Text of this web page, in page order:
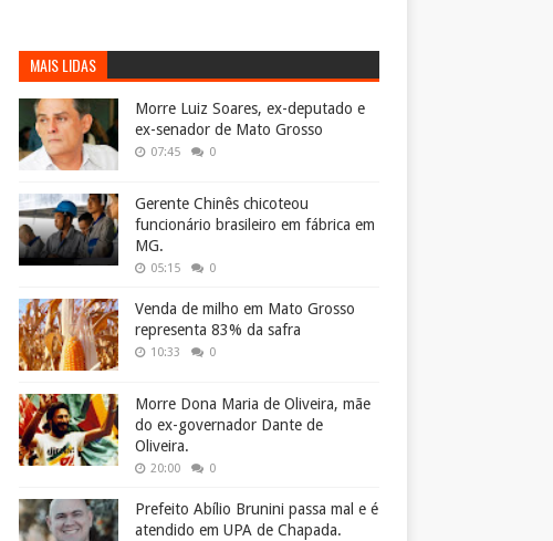
MAIS LIDAS
Morre Luiz Soares, ex-deputado e
ex-senador de Mato Grosso
07:45 0
Gerente Chinês chicoteou
funcionário brasileiro em fábrica em
MG.
05:15 0
Venda de milho em Mato Grosso
representa 83% da safra
10:33 0
Morre Dona Maria de Oliveira, mãe
do ex-governador Dante de
Oliveira.
20:00 0
Prefeito Abílio Brunini passa mal e é
atendido em UPA de Chapada.